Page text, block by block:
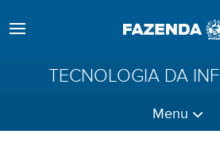
TECNOLOGIA DA
Menu